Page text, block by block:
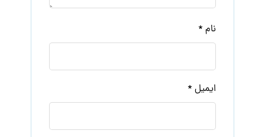
نام *
ایمیل *